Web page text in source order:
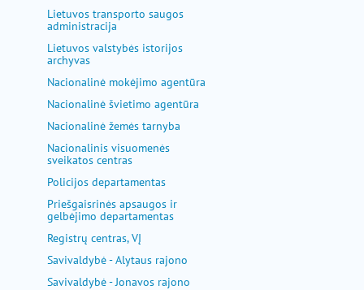
Lietuvos transporto saugos
administracija
Lietuvos valstybės istorijos
archyvas
Nacionalinė mokėjimo agentūra
Nacionalinė švietimo agentūra
Nacionalinė žemės tarnyba
Nacionalinis visuomenės
sveikatos centras
Policijos departamentas
Priešgaisrinės apsaugos ir
gelbėjimo departamentas
Registrų centras, VĮ
Savivaldybė - Alytaus rajono
Savivaldybė - Jonavos rajono